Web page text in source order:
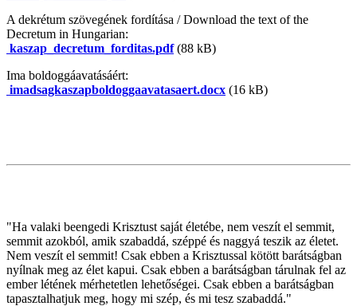
A dekrétum szövegének fordítása / Download the text of the
Decretum in Hungarian:
kaszap_decretum_forditas.pdf(88 kB)
Ima boldoggáavatásáért:
imadsagkaszapboldoggaavatasaert.docx (16 kB)
"Ha valaki beengedi Krisztust saját életébe, nem veszít el semmit,
semmit azokból, amik szabaddá, széppé és naggyá teszik az életet.
Nem veszít el semmit! Csak ebben a Krisztussal kötött barátságban
nyílnak meg az élet kapui. Csak ebben a barátságban tárulnak fel az
ember létének mérhetetlen lehetőségei. Csak ebben a barátságban
tapasztalhatjuk meg, hogy mi szép, és mi tesz szabaddá."